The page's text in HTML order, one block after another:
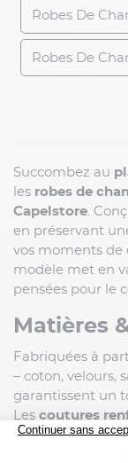
Robes De
Robes De
Succombez au
les robes de
Capelstore.
en préservant
vos moments de
modèle met en
pensées pour le
Matières
Fabriquées à
– coton, velours,
garantissent un
Les coutures
poches latérales
soit le moment